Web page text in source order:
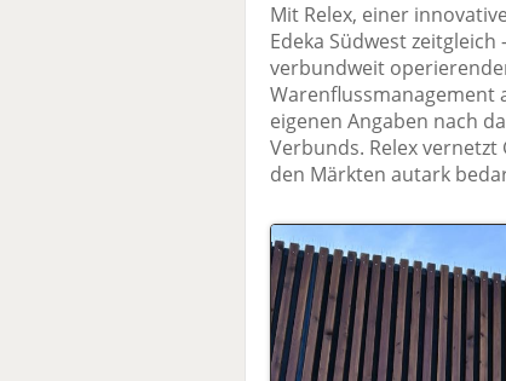
Mit Relex, einer
Edeka Südwest
verbundweit
Warenflussmanagement
eigenen Angaben nach
Verbunds. Relex
den Märkten autark